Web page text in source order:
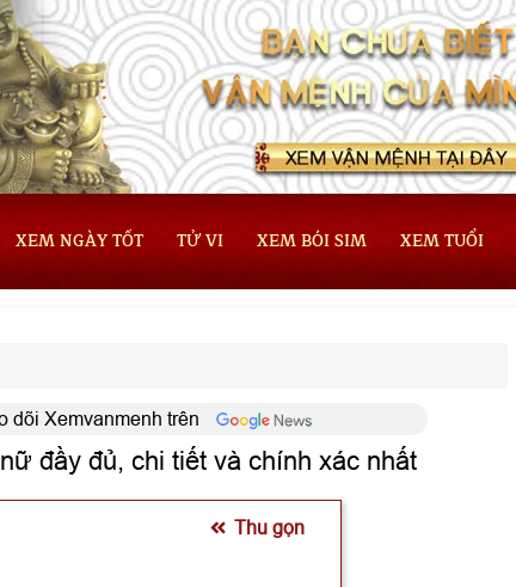
XEM NGÀY TỐT TỬ VI XEM BÓI SIM XEM TUỔI
dõi Xemvanmenh trên
đầy đủ, chi tiết và chính xác nhất
Thu gọn